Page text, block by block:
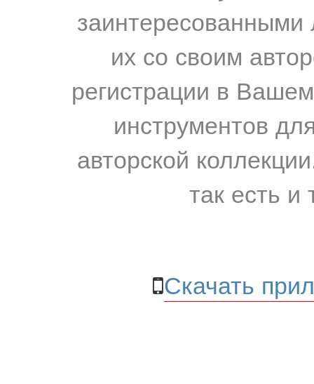
их со своим
регистрации в
инструментов
авторской
так есть и
Скачать